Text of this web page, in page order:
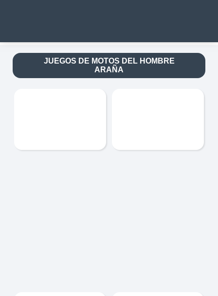
JUEGOS DE MOTOS DEL HOMBRE
ARAÑA